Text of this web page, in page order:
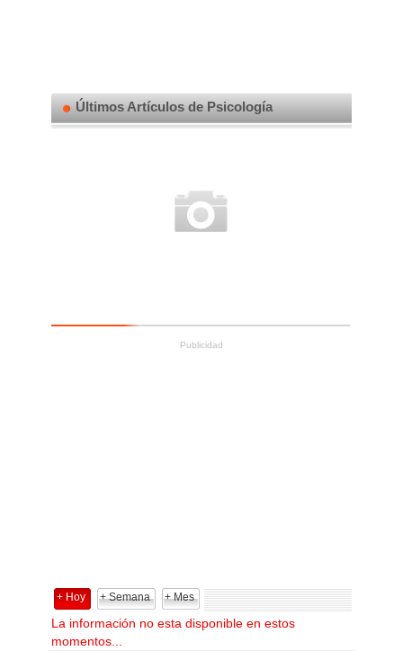
Últimos Artículos de Psicología
Publicidad
+ Hoy + Semana + Mes
La información no esta disponible en estos
momentos...